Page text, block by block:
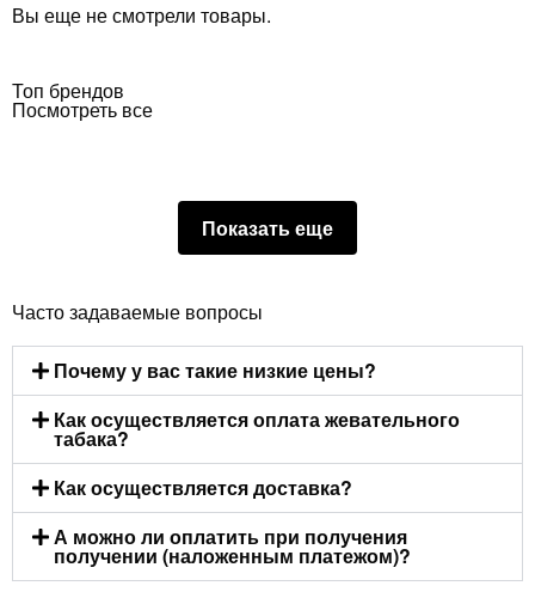
Вы еще не смотрели товары.
Топ брендов
Посмотреть все
Показать еще
Часто задаваемые вопросы
Почему у вас такие низкие цены?
Как осуществляется оплата жевательного
табака?
Как осуществляется доставка?
А можно ли оплатить при получения
получении (наложенным платежом)?